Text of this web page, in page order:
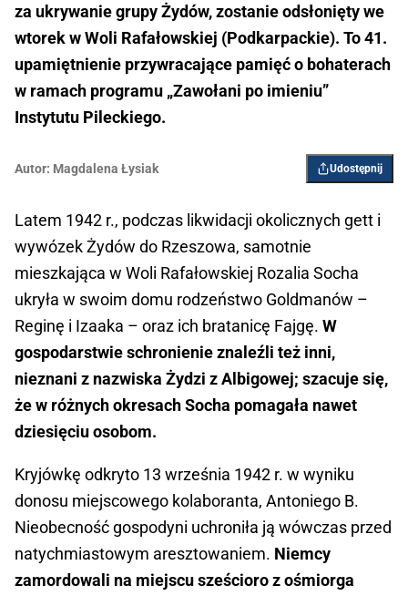
za ukrywanie grupy Żydów, zostanie odsłonięty we
wtorek w Woli Rafałowskiej (Podkarpackie). To 41.
upamiętnienie przywracające pamięć o bohaterach
w ramach programu „Zawołani po imieniu”
Instytutu Pileckiego.
Autor: Magdalena Łysiak Udostępnij
Latem 1942 r., podczas likwidacji okolicznych gett i
wywózek Żydów do Rzeszowa, samotnie
mieszkająca w Woli Rafałowskiej Rozalia Socha
ukryła w swoim domu rodzeństwo Goldmanów –
Reginę i Izaaka – oraz ich bratanicę Fajgę. W
gospodarstwie schronienie znaleźli też inni,
nieznani z nazwiska Żydzi z Albigowej; szacuje się,
że w różnych okresach Socha pomagała nawet
dziesięciu osobom.
Kryjówkę odkryto 13 września 1942 r. w wyniku
donosu miejscowego kolaboranta, Antoniego B.
Nieobecność gospodyni uchroniła ją wówczas przed
natychmiastowym aresztowaniem. Niemcy
zamordowali na miejscu sześcioro z ośmiorga